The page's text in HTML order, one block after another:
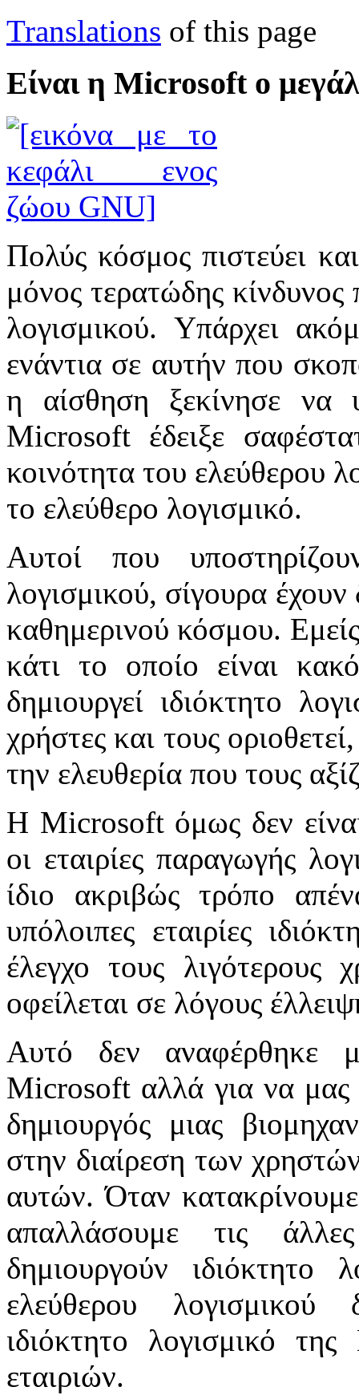
Translations of this page
Είναι η Microsoft ο
Πολύς κόσμος πιστεύει
μόνος τερατώδης
λογισμικού. Υπάρχει
ενάντια σε αυτήν που
η αίσθηση ξεκίνησε
Microsoft έδειξε
κοινότητα του ελεύθερου
το ελεύθερο λογισμικό.
Αυτοί που
λογισμικού, σίγουρα
καθημερινού κόσμου.
κάτι το οποίο είναι
δημιουργεί ιδιόκτητο
χρήστες και τους
την ελευθερία που τους
Η Microsoft όμως δεν
οι εταιρίες παραγωγής
ίδιο ακριβώς τρόπο
υπόλοιπες εταιρίες
έλεγχο τους
οφείλεται σε λόγους
Αυτό δεν αναφέρθηκε
Microsoft αλλά για να μας
δημιουργός μιας
στην διαίρεση των
αυτών. Όταν
απαλλάσουμε τις
δημιουργούν ιδιόκτητο
ελεύθερου λογισμικού
ιδιόκτητο λογισμικό
εταιριών.